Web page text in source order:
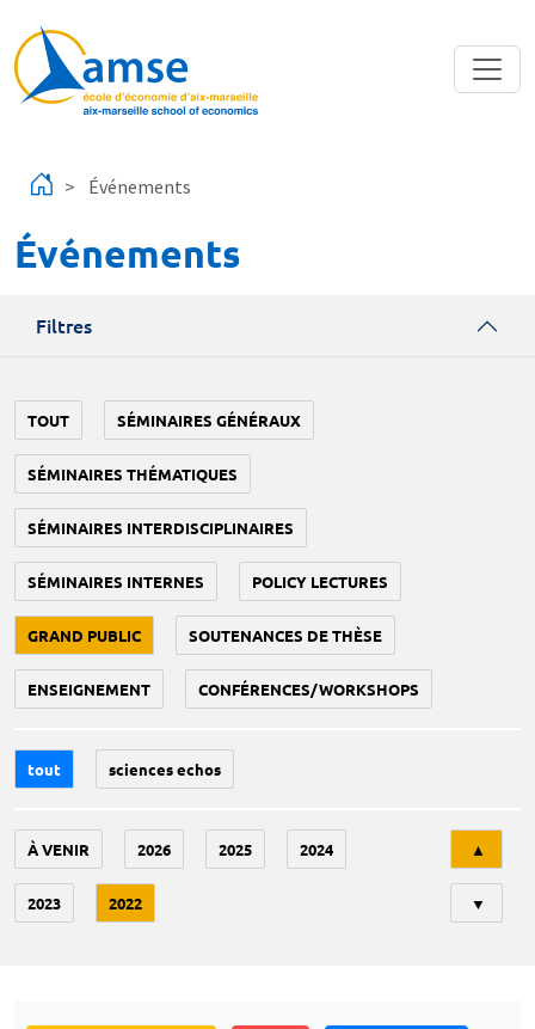
Événements
Événements
Filtres
TOUT SÉMINAIRES GÉNÉRAUX
SÉMINAIRES THÉMATIQUES
SÉMINAIRES INTERDISCIPLINAIRES
SÉMINAIRES INTERNES POLICY LECTURES
GRAND PUBLIC SOUTENANCES DE THÈSE
ENSEIGNEMENT CONFÉRENCES/WORKSHOPS
tout sciences echos
À VENIR 2026 2025 2024
2023 2022
▲
▼